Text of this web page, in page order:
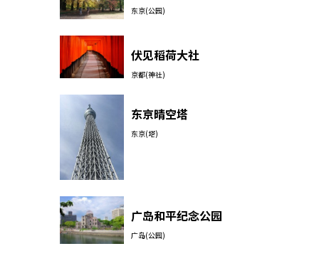
东京(公园)
伏见稻荷大社
京都(神社)
东京晴空塔
东京(塔)
广岛和平纪念公园
广岛(公园)